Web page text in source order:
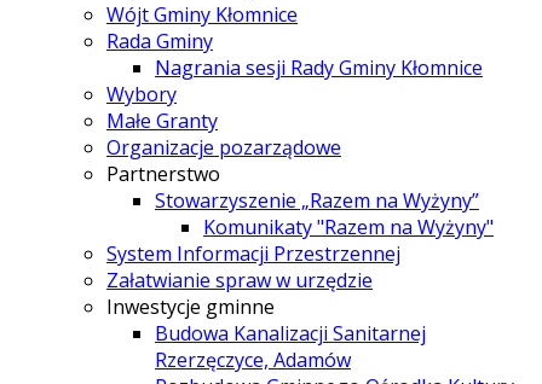
Wójt Gminy Kłomnice
Rada Gminy
Nagrania sesji Rady Gminy Kłomnice
Wybory
Małe Granty
Organizacje pozarządowe
Partnerstwo
Stowarzyszenie „Razem na Wyżyny”
Komunikaty "Razem na Wyżyny"
System Informacji Przestrzennej
Załatwianie spraw w urzędzie
Inwestycje gminne
Budowa Kanalizacji Sanitarnej
Rzerzęczyce, Adamów